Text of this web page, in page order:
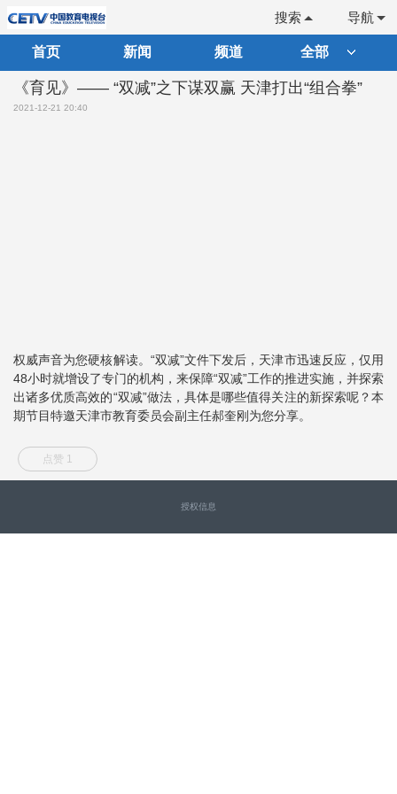
导航
搜索
首页 新闻 频道 全部
《育见》—— “双减”之下谋双赢 天津打出“组合拳”
2021-12-21 20:40
权威声音为您硬核解读。“双减”文件下发后，天津市迅速反应，仅用
48小时就增设了专门的机构，来保障“双减”工作的推进实施，并探索
出诸多优质高效的“双减”做法，具体是哪些值得关注的新探索呢？本
期节目特邀天津市教育委员会副主任郝奎刚为您分享。
点赞 1
授权信息